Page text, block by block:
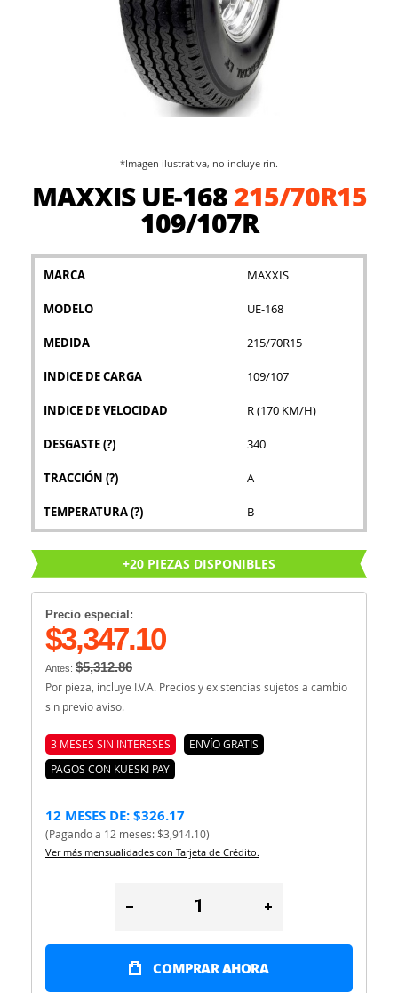
MAXXIS UE-168215/70R15
109/107R
MARCA MAXXIS
MODELO UE-168
MEDIDA 215/70R15
INDICE DE CARGA 109/107
INDICE DE VELOCIDAD R (170 KM/H)
DESGASTE(?) 340
TRACCIÓN (?) A
TEMPERATURA(?) B
+20 PIEZAS DISPONIBLES
Precio especial:
$3,347.10
Antes: $5,312.86
Por pieza, incluye I.V.A. Precios y existencias sujetos a cambio
sin previo aviso.
3 MESES SIN INTERESES
ENVÍO GRATIS
PAGOS CON KUESKI PAY
12 MESES DE: $326.17
(Pagando a 12 meses: $3,914.10)
Ver más mensualidades con Tarjeta de Crédito.
COMPRAR AHORA
*Imagen ilustrativa, no incluye rin.
galería
imágenes